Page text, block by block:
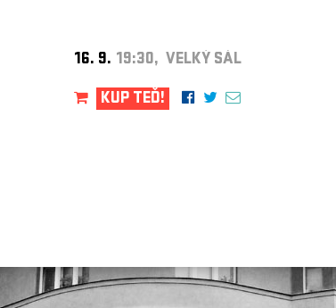
16. 9. 19:30, VELKÝ SÁL
KUP TEĎ!